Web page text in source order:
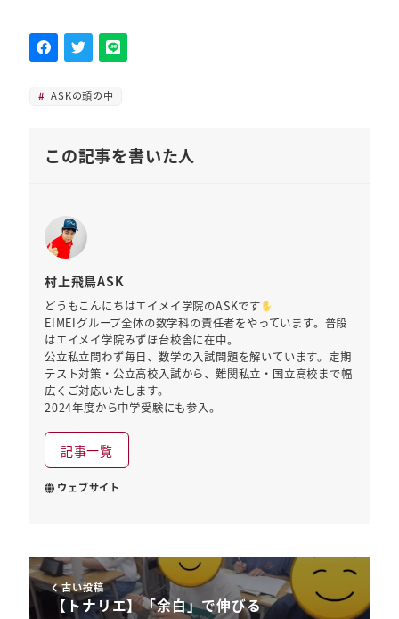
ASKの頭の中
この記事を書いた人
村上飛鳥ASK
どうもこんにちはエイメイ学院のASKです
EIMEIグループ全体の数学科の責任者をやっています。普段
はエイメイ学院みずほ台校舎に在中。
公立私立問わず毎日、数学の入試問題を解いています。定期
テスト対策・公立高校入試から、難関私立・国立高校まで幅
広くご対応いたします。
2024年度から中学受験にも参入。
記事一覧
ウェブサイト
古い投稿
【トナリエ】「余白」で伸びる